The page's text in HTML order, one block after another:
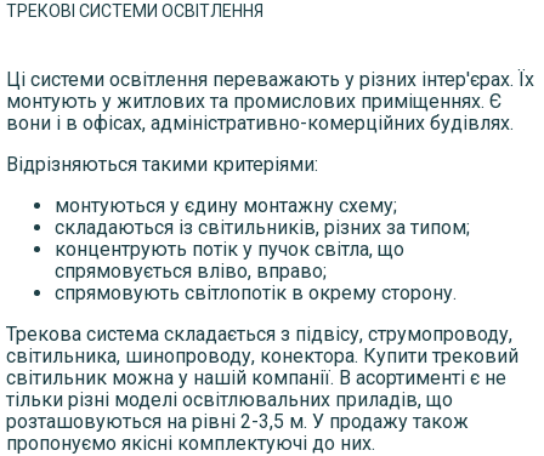
ТРЕКОВІ СИСТЕМИ ОСВІТЛЕННЯ
Ці системи освітлення переважають у різних інтер'єрах. Їх
монтують у житлових та промислових приміщеннях. Є
вони і в офісах, адміністративно-комерційних будівлях.
Відрізняються такими критеріями:
монтуються у єдину монтажну схему;
складаються із світильників, різних за типом;
концентрують потік у пучок світла, що
спрямовується вліво, вправо;
спрямовують світлопотік в окрему сторону.
Трекова система складається з підвісу, струмопроводу,
світильника, шинопроводу, конектора. Купити трековий
світильник можна у нашій компанії. В асортименті є не
тільки різні моделі освітлювальних приладів, що
розташовуються на рівні 2-3,5 м. У продажу також
пропонуємо якісні комплектуючі до них.